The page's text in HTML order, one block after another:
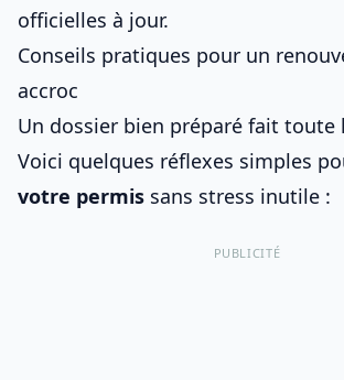
officielles à jour.
Conseils pratiques pour un
accroc
Un dossier bien préparé fait toute
Voici quelques réflexes simples
votre permis sans stress inutile :
PUBLICITÉ